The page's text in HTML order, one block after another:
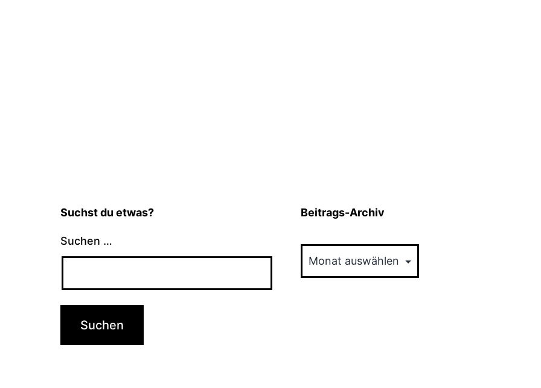
Suchst du etwas?
Suchen …
Beitrags-Archiv
Archiv